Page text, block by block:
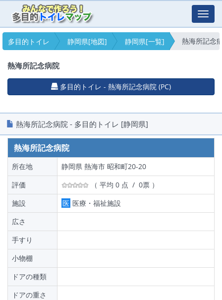
多目的トイレ
静岡県[地図] 静岡県[一覧] 熱海所記念
熱海所記念病院
多目的トイレ - 熱海所記念病院 (PC)
熱海所記念病院 - 多目的トイレ [静岡県]
熱海所記念病院
所在地
静岡県 熱海市 昭和町20-20
評価
（ 平均 0 点 / 0票 ）
施設
医 医療・福祉施設
広さ
手すり
小物棚
ドアの種類
ドアの重さ